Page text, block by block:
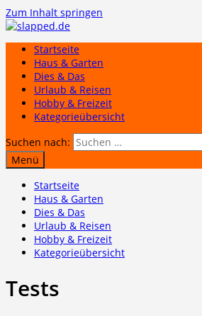
Zum Inhalt springen
Startseite
Haus & Garten
Dies & Das
Urlaub & Reisen
Hobby & Freizeit
Kategorieübersicht
Suchen nach:
Menü
Startseite
Haus & Garten
Dies & Das
Urlaub & Reisen
Hobby & Freizeit
Kategorieübersicht
Tests